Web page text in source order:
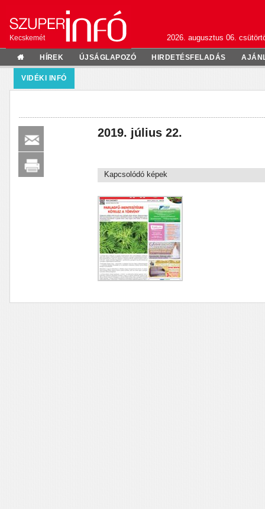
Kecskemét 2026. augusztus 06.
HÍREK ÚJSÁGLAPOZÓ HIRDETÉSFELADÁS
VIDÉKI INFÓ
2019. július 22.
Kapcsolódó képek